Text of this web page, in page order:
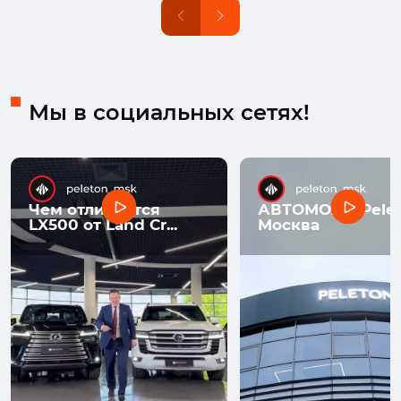
Мы в социальных сетях!
Чем отличается
LX500 от Land Cr...
АВТОМОЛЛ
Москва